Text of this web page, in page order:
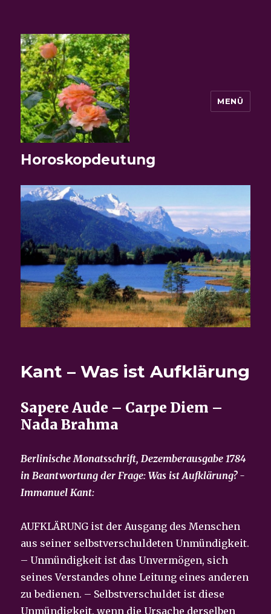
Horoskopdeutung
MENÜ
Kant – Was ist Aufklärung
Sapere Aude – Carpe Diem –
Nada Brahma
Berlinische Monatsschrift, Dezemberausgabe 1784
in Beantwortung der Frage: Was ist Aufklärung? -
Immanuel Kant:
AUFKLÄRUNG ist der Ausgang des Menschen
aus seiner selbstverschuldeten Unmündigkeit.
– Unmündigkeit ist das Unvermögen, sich
seines Verstandes ohne Leitung eines anderen
zu bedienen. – Selbstverschuldet ist diese
Unmündigkeit, wenn die Ursache derselben